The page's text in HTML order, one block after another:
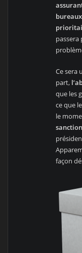
passera
Ce sera
part,
que les
ce que
le
sanction
façon